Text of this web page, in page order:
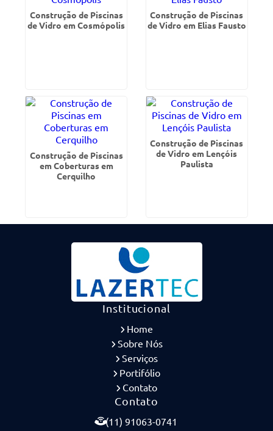
Construção de Piscinas
de Vidro em Cosmópolis
Construção de Piscinas
de Vidro em Elias Fausto
Construção de Piscinas
em Coberturas em
Cerquilho
Construção de Piscinas
de Vidro em Lençóis
Paulista
Institucional
Home
Sobre Nós
Serviços
Portifólio
Contato
Contato
(11) 91063-0741